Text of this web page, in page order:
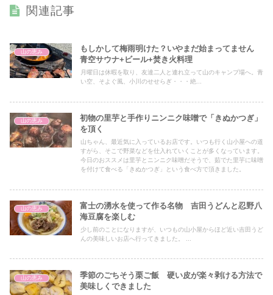
関連記事
山の恵み
もしかして梅雨明けた？いやまだ始まってません
青空サウナ+ビール+焚き火料理
月曜日は休暇を取り、友達二人と連れ立って山のキャンプ場へ。青
い空、そよぐ風、小川のせせらぎ・・・絶...
山の恵み
初物の里芋と手作りニンニク味噌で「きぬかつぎ」
を頂く
山ちゃん、最近気に入っているお店です。いつも行く山小屋への道
すがら、そこで野菜などを仕入れていくことが多くなっています。
今日のおススメは里芋とニンニク味噌だそうで、茹でた里芋に味噌
を付けて食べる「きぬかつぎ」という食べ方で頂きました。
山の恵み
富士の湧水を使って作る名物 吉田うどんと忍野八
海豆腐を楽しむ
少し前のことになりますが、いつもの山小屋からほど近い吉田うど
んの美味しいお店へ行ってきました。 ...
山の恵み
季節のごちそう栗ご飯 硬い皮が楽々剥ける方法で
美味しくできました